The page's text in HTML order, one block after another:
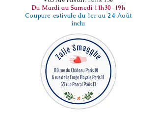
Du Mardi au Samedi 11h30-19h
Coupure estivale du 1er au 24 Août
inclu